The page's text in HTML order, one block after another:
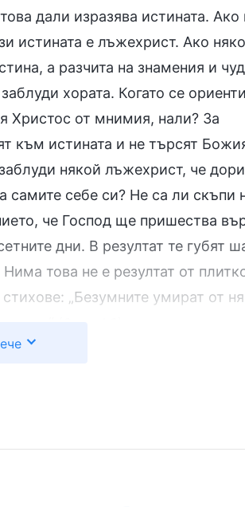
дали изразява истината. Ако
истината е лъжехрист. Ако
а разчита на знамения и
хората. Когато се
Христос от мнимия, нали? За
към истината и не търсят
някой лъжехрист, че
самите себе си? Не са ли скъпи
че Господ ще пришества
дни. В резултат те губят
това не е резултат от
„Безумните умират от
Дух. Тази плът не прилича на
природа, така и пълна